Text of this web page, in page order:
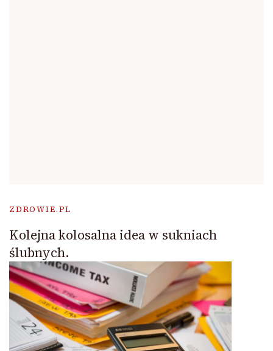
ZDROWIE.PL
Kolejna kolosalna idea w sukniach
ślubnych.